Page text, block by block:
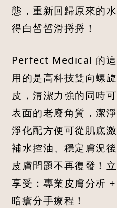
態，重新回歸原來的
得白皙皙滑捋捋！
Perfect Medical 的這
用的是高科技雙向螺
皮，清潔力強的同時
表面的老廢角質，潔
淨化配方便可從肌底
補水控油、穩定膚況
皮膚問題不再復發！
享受：專業皮膚分析
暗瘡分手療程！